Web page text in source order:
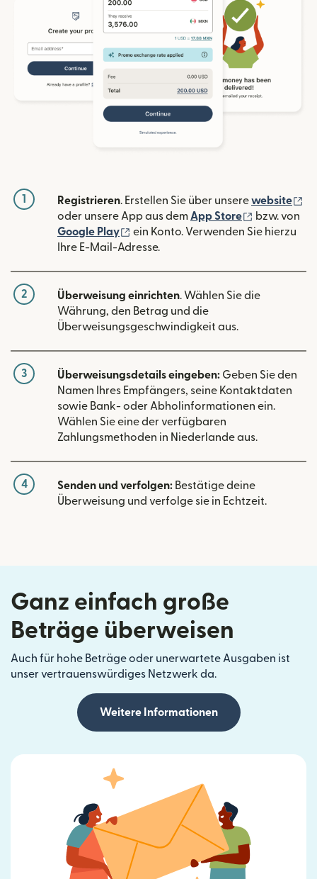
1 Registrieren. Erstellen Sie über unserewebsite
oder unsere App aus dem App Store (wird in
bzw. von
Google Play
(wird in einem neuen Fenster
ein Konto. Verwenden Sie hierzu
Ihre E-Mail-Adresse.
2 Überweisung einrichten. Wählen Sie die
Währung, den Betrag und die
Überweisungsgeschwindigkeit aus.
3 Überweisungsdetails eingeben: Geben Sie den
Namen Ihres Empfängers, seine Kontaktdaten
sowie Bank- oder Abholinformationen ein.
Wählen Sie eine der verfügbaren
Zahlungsmethoden in Niederlande aus.
4 Senden und verfolgen: Bestätige deine
Überweisung und verfolge sie in Echtzeit.
Ganz einfach große
Beträge überweisen
Auch für hohe Beträge oder unerwartete Ausgaben ist
unser vertrauenswürdiges Netzwerk da.
Weitere Informationen